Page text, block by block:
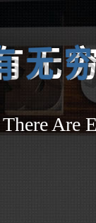
无
There Are